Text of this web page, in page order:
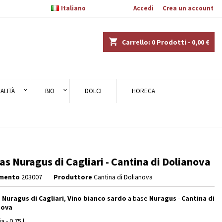
Accedi Crea un account
Italiano
shopping_cart Carrello: 0 Prodotti - 0,00 €
BIO DOLCI HORECA
Nuragus di Cagliari - Cantina di Dolianova
203007 Produttore Cantina di Dolianova
Nuragus di Cagliari, Vino bianco sardo a base Nuragus - Cantina di